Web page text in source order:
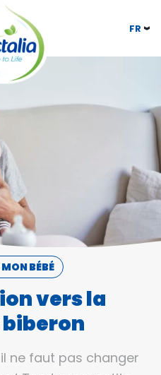
FR
BÉBÉ
vers la
ne faut pas changer